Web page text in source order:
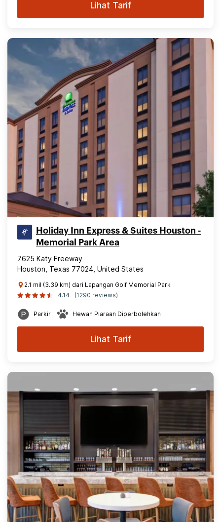
Lihat Tarif
Holiday Inn Express & Suites Houston -
Memorial Park Area
7625 Katy Freeway
Houston, Texas 77024, United States
2.1 mil (3.39 km) dari Lapangan Golf Memorial Park
4.14
(1290 reviews)
Parkir Hewan Piaraan Diperbolehkan
Lihat Tarif